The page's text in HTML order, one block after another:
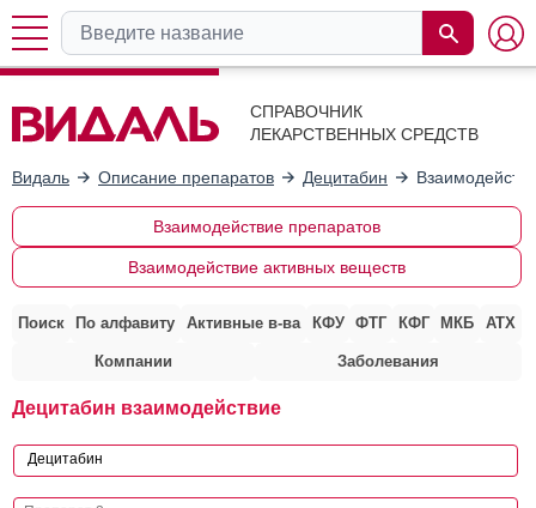
СПРАВОЧНИК
ЛЕКАРСТВЕННЫХ СРЕДСТВ
Видаль Описание препаратов Децитабин
Взаимодействие препаратов
Взаимодействие активных веществ
Поиск По алфавиту Активные в-ва КФУ ФТГ КФГ МКБ АТХ
Компании Заболевания
Децитабин взаимодействие